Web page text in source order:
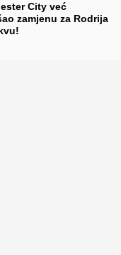
City već
zamjenu za Rodrija